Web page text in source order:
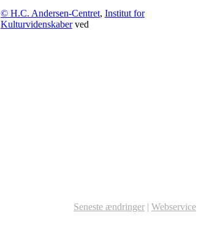
© H.C. Andersen-Centret, Institut for
Kulturvidenskaberved
Seneste ændringer | Webservice